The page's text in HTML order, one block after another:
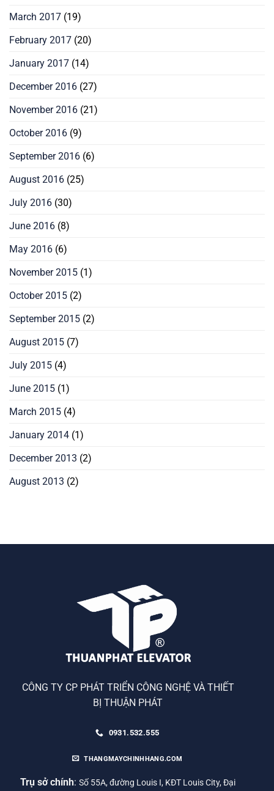
March 2017 (19)
February 2017 (20)
January 2017 (14)
December 2016 (27)
November 2016 (21)
October 2016 (9)
September 2016 (6)
August 2016 (25)
July 2016 (30)
June 2016 (8)
May 2016 (6)
November 2015 (1)
October 2015 (2)
September 2015 (2)
August 2015 (7)
July 2015 (4)
June 2015 (1)
March 2015 (4)
January 2014 (1)
December 2013 (2)
August 2013 (2)
CÔNG TY CP PHÁT TRIỂN CÔNG NGHỆ VÀ THIẾT
BỊ THUẬN PHÁT
0931.532.555
THANGMAYCHINHHANG.COM
Trụ sở chính: Số 55A, đường Louis I, KĐT Louis City, Đại